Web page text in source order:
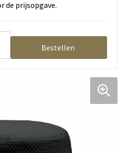
de prijsopgave.
Bestellen